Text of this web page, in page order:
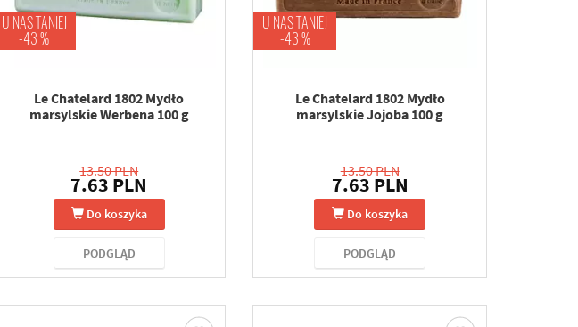
U NAS TANIEJ
-43 %
Le Chatelard 1802 Mydło
marsylskie Werbena 100 g
13.50 PLN
7.63 PLN
Do koszyka
PODGLĄD
U NAS TANIEJ
-43 %
Le Chatelard 1802 Mydło
marsylskie Jojoba 100 g
13.50 PLN
7.63 PLN
Do koszyka
PODGLĄD